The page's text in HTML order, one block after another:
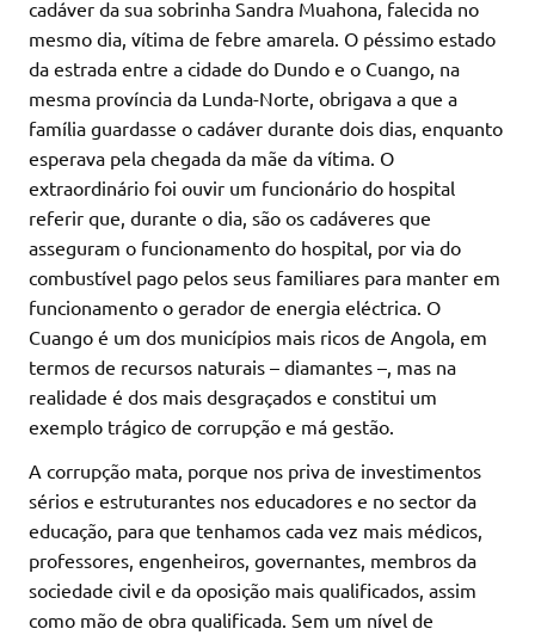
cadáver da sua sobrinha Sandra Muahona, falecida no
mesmo dia, vítima de febre amarela. O péssimo estado
da estrada entre a cidade do Dundo e o Cuango, na
mesma província da Lunda-Norte, obrigava a que a
família guardasse o cadáver durante dois dias, enquanto
esperava pela chegada da mãe da vítima. O
extraordinário foi ouvir um funcionário do hospital
referir que, durante o dia, são os cadáveres que
asseguram o funcionamento do hospital, por via do
combustível pago pelos seus familiares para manter em
funcionamento o gerador de energia eléctrica. O
Cuango é um dos municípios mais ricos de Angola, em
termos de recursos naturais – diamantes –, mas na
realidade é dos mais desgraçados e constitui um
exemplo trágico de corrupção e má gestão.
A corrupção mata, porque nos priva de investimentos
sérios e estruturantes nos educadores e no sector da
educação, para que tenhamos cada vez mais médicos,
professores, engenheiros, governantes, membros da
sociedade civil e da oposição mais qualificados, assim
como mão de obra qualificada. Sem um nível de